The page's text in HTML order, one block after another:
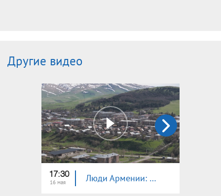
Другие видео
17:30
16 мая Люди Армении: Чамбарак